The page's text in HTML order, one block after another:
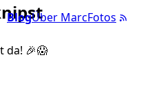
BlogÜber MarcFotos
da! 🎉😱